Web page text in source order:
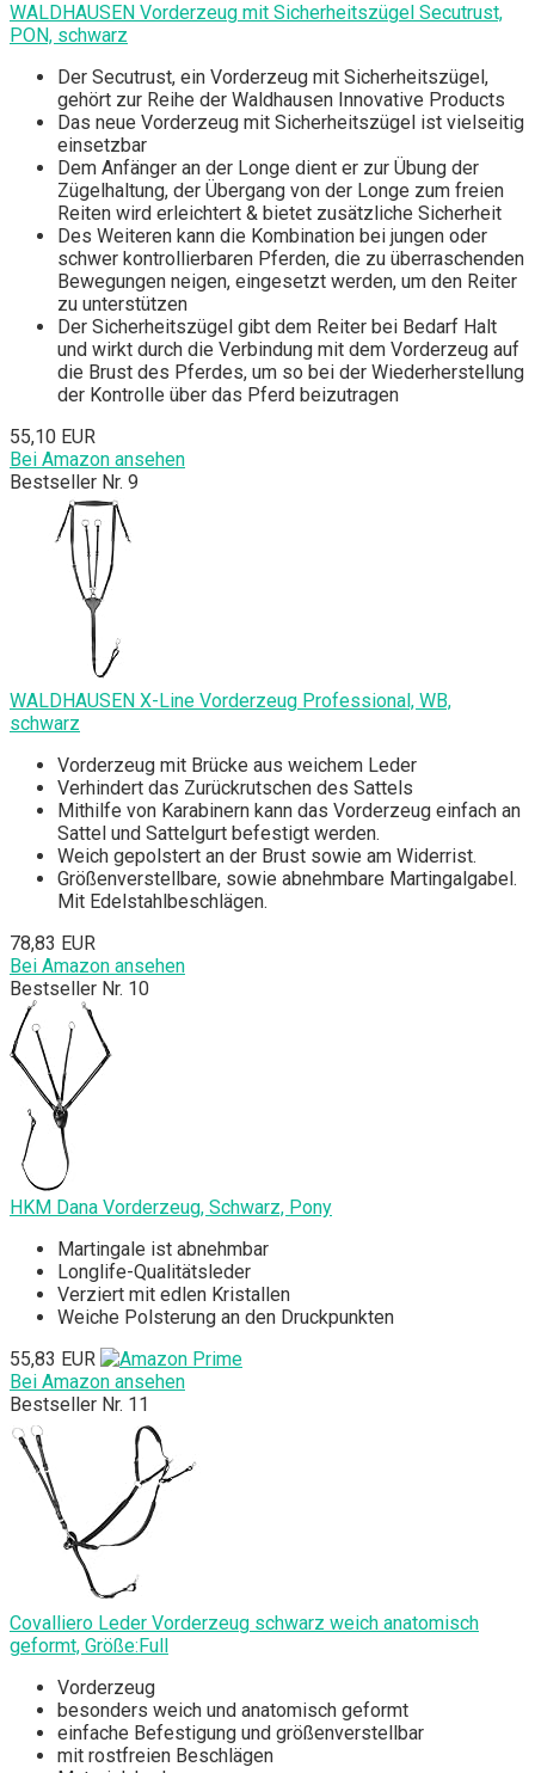
WALDHAUSEN Vorderzeug mit Sicherheitszügel Secutrust,
PON, schwarz
Der Secutrust, ein Vorderzeug mit Sicherheitszügel,
gehört zur Reihe der Waldhausen Innovative Products
Das neue Vorderzeug mit Sicherheitszügel ist vielseitig
einsetzbar
Dem Anfänger an der Longe dient er zur Übung der
Zügelhaltung, der Übergang von der Longe zum freien
Reiten wird erleichtert & bietet zusätzliche Sicherheit
Des Weiteren kann die Kombination bei jungen oder
schwer kontrollierbaren Pferden, die zu überraschenden
Bewegungen neigen, eingesetzt werden, um den Reiter
zu unterstützen
Der Sicherheitszügel gibt dem Reiter bei Bedarf Halt
und wirkt durch die Verbindung mit dem Vorderzeug auf
die Brust des Pferdes, um so bei der Wiederherstellung
der Kontrolle über das Pferd beizutragen
55,10 EUR
Bei Amazon ansehen
Bestseller Nr. 9
WALDHAUSEN X-Line Vorderzeug Professional, WB,
schwarz
Vorderzeug mit Brücke aus weichem Leder
Verhindert das Zurückrutschen des Sattels
Mithilfe von Karabinern kann das Vorderzeug einfach an
Sattel und Sattelgurt befestigt werden.
Weich gepolstert an der Brust sowie am Widerrist.
Größenverstellbare, sowie abnehmbare Martingalgabel.
Mit Edelstahlbeschlägen.
78,83 EUR
Bei Amazon ansehen
Bestseller Nr. 10
HKM Dana Vorderzeug, Schwarz, Pony
Martingale ist abnehmbar
Longlife-Qualitätsleder
Verziert mit edlen Kristallen
Weiche Polsterung an den Druckpunkten
55,83 EUR
Bei Amazon ansehen
Bestseller Nr. 11
Covalliero Leder Vorderzeug schwarz weich anatomisch
geformt, Größe:Full
Vorderzeug
besonders weich und anatomisch geformt
einfache Befestigung und größenverstellbar
mit rostfreien Beschlägen